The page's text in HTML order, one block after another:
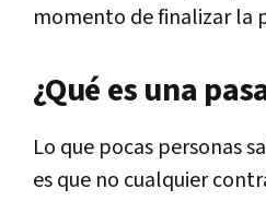
momento de finalizar la
¿Qué es una
Lo que pocas personas
es que no cualquier